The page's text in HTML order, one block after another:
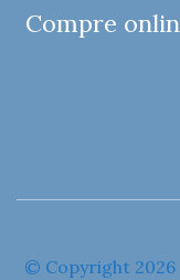
Compre
© Copyright